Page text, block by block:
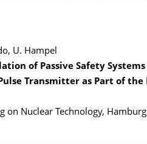
U. Hampel
of Passive Safety Systems
Pulse Transmitter as Part of the
on Nuclear Technology,